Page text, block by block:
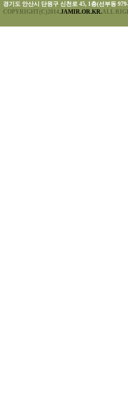
경기도 안산시 단원구 신천로 45, 1층(선부동
COPYRIGHT(C)2014.JAMIR.OR.KR.ALL